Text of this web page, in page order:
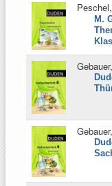
M.